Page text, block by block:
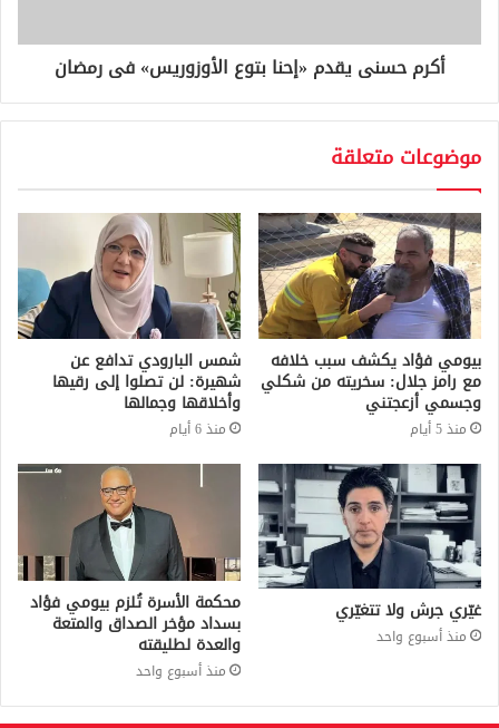
أكرم حسنى يقدم «إحنا بتوع الأوزوريس» فى رمضان
موضوعات متعلقة
بيومي فؤاد يكشف سبب خلافه
مع رامز جلال: سخريته من شكلي
وجسمي أزعجتني
منذ 5 أيام
شمس البارودي تدافع عن
شهيرة: لن تصلوا إلى رقيها
وأخلاقها وجمالها
منذ 6 أيام
غيّري جرش ولا تتغيّري
منذ أسبوع واحد
محكمة الأسرة تُلزم بيومي فؤاد
بسداد مؤخر الصداق والمتعة
والعدة لطليقته
منذ أسبوع واحد